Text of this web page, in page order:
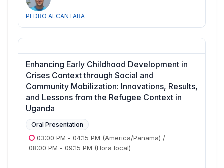
PEDRO ALCANTARA
Enhancing Early Childhood Development in
Crises Context through Social and
Community Mobilization: Innovations, Results,
and Lessons from the Refugee Context in
Uganda
Oral Presentation
03:00 PM - 04:15 PM (America/Panama) /
08:00 PM - 09:15 PM (Hora local)